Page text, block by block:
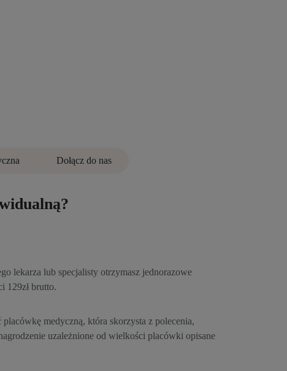
Dołącz do nas
lekarza lub specjalisty otrzymasz jednorazowe
129zł brutto.
placówkę medyczną, która skorzysta z polecenia,
uzależnione od wielkości placówki opisane